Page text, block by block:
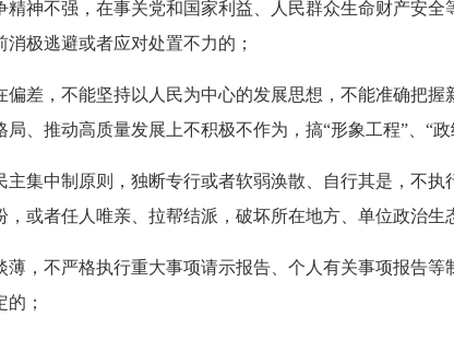
精神不强，在事关党和国家利益、人民群众生命财产安
极逃避或者应对处置不力的；
偏差，不能坚持以人民为中心的发展思想，不能准确把
、推动高质量发展上不积极不作为，搞“形象工程”、“政
主集中制原则，独断专行或者软弱涣散、自行其是，不
或者任人唯亲、拉帮结派，破坏所在地方、单位政治生
薄，不严格执行重大事项请示报告、个人有关事项报告
；